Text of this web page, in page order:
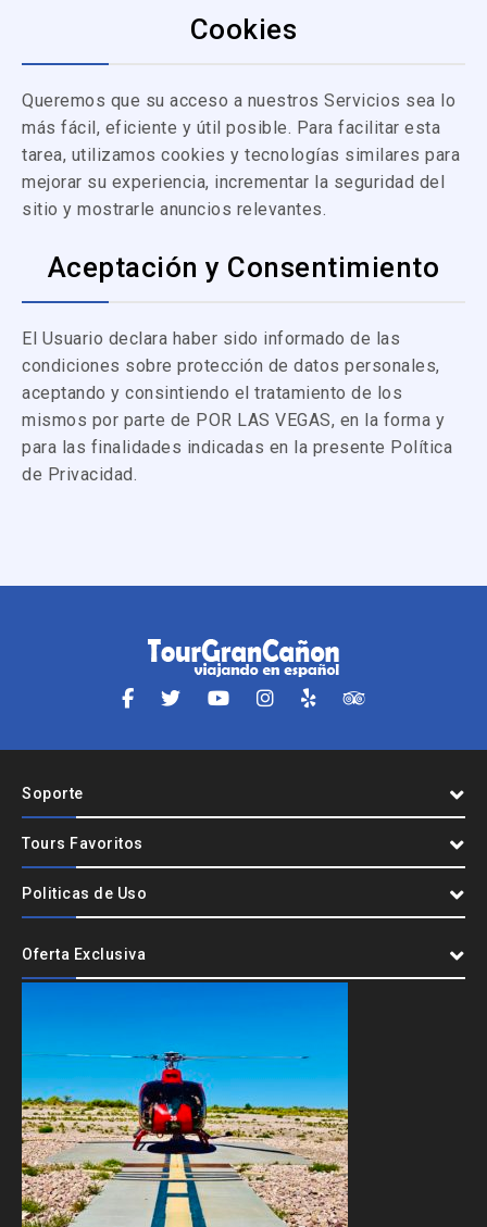
Cookies
Queremos que su acceso a nuestros Servicios sea lo
más fácil, eficiente y útil posible. Para facilitar esta
tarea, utilizamos cookies y tecnologías similares para
mejorar su experiencia, incrementar la seguridad del
sitio y mostrarle anuncios relevantes.
Aceptación y Consentimiento
El Usuario declara haber sido informado de las
condiciones sobre protección de datos personales,
aceptando y consintiendo el tratamiento de los
mismos por parte de POR LAS VEGAS, en la forma y
para las finalidades indicadas en la presente Política
de Privacidad.
Soporte
Tours Favoritos
Politicas de Uso
Oferta Exclusiva